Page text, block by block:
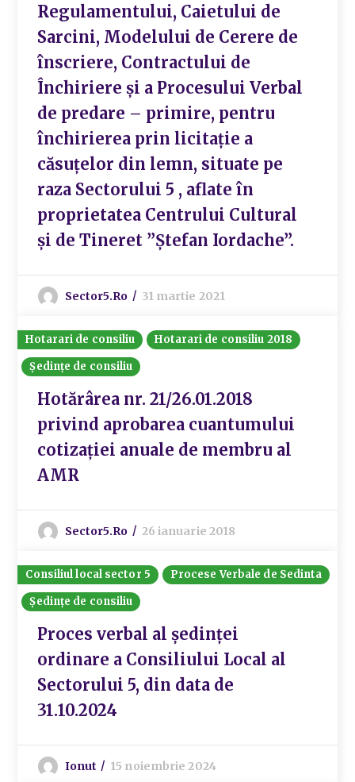
Regulamentului, Caietului de
Sarcini, Modelului de Cerere de
înscriere, Contractului de
Închiriere și a Procesului Verbal
de predare – primire, pentru
închirierea prin licitație a
căsuțelor din lemn, situate pe
raza Sectorului 5 , aflate în
proprietatea Centrului Cultural
și de Tineret ”Ștefan Iordache”.
Sector5.ro 31 martie 2021
Hotarari de consiliu
Hotarari de consiliu 2018
Ședințe de consiliu
Hotărârea nr. 21/26.01.2018
privind aprobarea cuantumului
cotizației anuale de membru al
AMR
Sector5.ro 26 ianuarie 2018
Consiliul local sector 5
Procese Verbale de Sedinta
Ședințe de consiliu
Proces verbal al ședinței
ordinare a Consiliului Local al
Sectorului 5, din data de
31.10.2024
Ionut 15 noiembrie 2024